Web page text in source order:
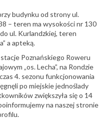
budynku od strony ul.
– teren ma wysokości nr 130
ul. Kurlandzkiej, teren
a apteką.
Poznańskiego Roweru
„os. Lecha”, na Rondzie
4. sezonu funkcjonowania
po miejskie jednoślady
zwiększyła się o 14
na naszej stronie